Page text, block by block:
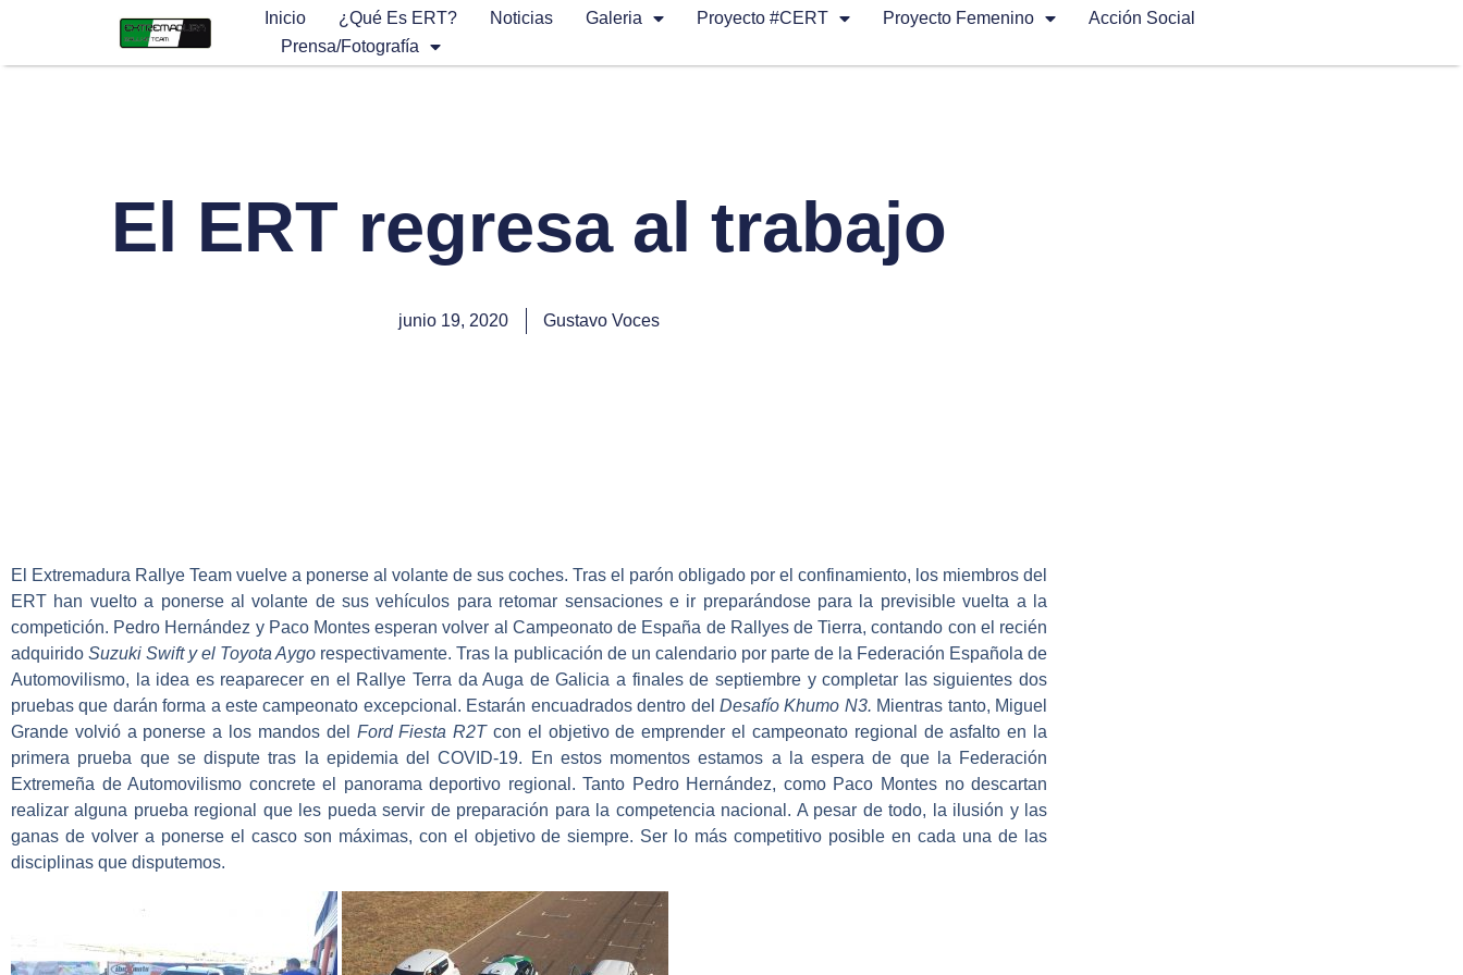
Inicio ¿Qué Es ERT? Noticias Galeria Proyecto #CERT Proyecto Femenino
Acción Social
Prensa/Fotografía
El ERT regresa al trabajo
junio 19, 2020 Gustavo Voces
El Extremadura Rallye Team vuelve a ponerse al volante de sus coches. Tras el parón obligado por el confinamiento, los miembros del
ERT han vuelto a ponerse al volante de sus vehículos para retomar sensaciones e ir preparándose para la previsible vuelta a la
competición. Pedro Hernández y Paco Montes esperan volver al Campeonato de España de Rallyes de Tierra, contando con el recién
adquiridoSuzuki Swift y el Toyota Aygo respectivamente. Tras la publicación de un calendario por parte de la Federación Española de
Automovilismo, la idea es reaparecer en el Rallye Terra da Auga de Galicia a finales de septiembre y completar las siguientes dos
pruebas que darán forma a este campeonato excepcional. Estarán encuadrados dentro del Desafío Khumo N3. Mientras tanto, Miguel
Grande volvió a ponerse a los mandos del Ford Fiesta R2Tcon el objetivo de emprender el campeonato regional de asfalto en la
primera prueba que se dispute tras la epidemia del COVID-19. En estos momentos estamos a la espera de que la Federación
Extremeña de Automovilismo concrete el panorama deportivo regional. Tanto Pedro Hernández, como Paco Montesno descartan
realizar alguna prueba regional que les pueda servir de preparación para la competencia nacional. A pesar de todo, la ilusión y las
ganas de volver a ponerse el casco son máximas, con el objetivo de siempre. Ser lo más competitivo posible en cada una de las
disciplinas que disputemos.